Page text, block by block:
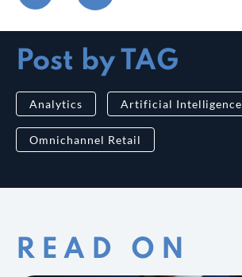
Post by TAG
Analytics Artificial Intelligence
Omnichannel Retail
READ ON